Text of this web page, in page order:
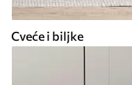
Cveće i biljke